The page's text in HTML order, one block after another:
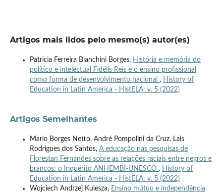
Artigos mais lidos pelo mesmo(s) autor(es)
Patricia Ferreira Bianchini Borges, História e memória do
político e intelectual Fidélis Reis e o ensino profissional
como forma de desenvolvimento nacional , History of
Education in Latin America - HistELA: v. 5 (2022)
Artigos Semelhantes
Mario Borges Netto, André Pompolini da Cruz, Lais
Rodrigues dos Santos, A educação nas pesquisas de
Florestan Fernandes sobre as relações raciais entre negros e
brancos: o Inquérito ANHEMBI-UNESCO , History of
Education in Latin America - HistELA: v. 5 (2022)
Wojciech Andrzej Kulesza, Ensino mútuo e independência